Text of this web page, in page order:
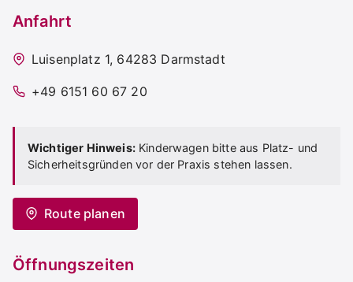
Anfahrt
Luisenplatz 1, 64283 Darmstadt
+49 6151 60 67 20
Wichtiger Hinweis:Kinderwagen bitte aus Platz- und
Sicherheitsgründen vor der Praxis stehen lassen.
Route planen
Öffnungszeiten